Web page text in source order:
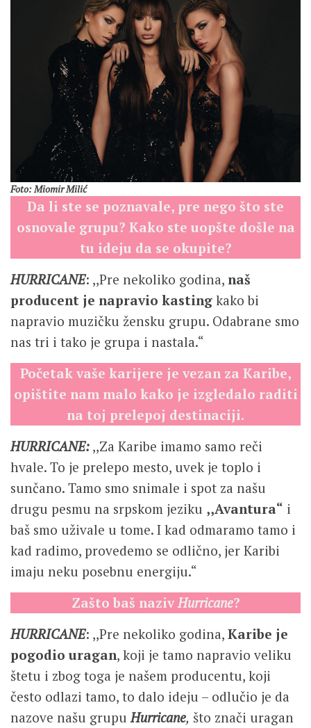
Foto: Miomir Milić
Da li ste se poznavale, pre nego što ste
osnovale grupu? Kako ste uopšte došle na
tu ideju da se okupite?
HURRICANE: ,,Pre nekoliko godina, naš
producent je napravio kasting kako bi
napravio muzičku žensku grupu. Odabrane smo
nas tri i tako je grupa i nastala.“
Početak vaše karijere je vezan za Karibe,
opištite nam malo kako je izgledalo raditi
na toj prelepoj destinaciji.
HURRICANE: ,,Za Karibe imamo samo reči
hvale. To je prelepo mesto, uvek je toplo i
sunčano. Tamo smo snimale i spot za našu
drugu pesmu na srpskom jeziku ,,Avantura“ i
baš smo uživale u tome. I kad odmaramo tamo i
kad radimo, provedemo se odlično, jer Karibi
imaju neku posebnu energiju.“
Zašto baš nazivHurricane?
HURRICANE: ,,Pre nekoliko godina, Karibe je
pogodio uragan, koji je tamo napravio veliku
štetu i zbog toga je našem producentu, koji
često odlazi tamo, to dalo ideju – odlučio je da
nazove našu grupu Hurricane, što znači uragan